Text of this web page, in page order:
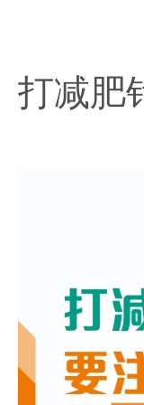
打减肥